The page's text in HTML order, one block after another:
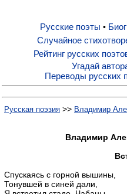
Русские поэты
Биографии
Стихи по темам
Случайное
Случайная цитата
Русские поэты •
Случайное
Рейтинг русских
Угадай
Переводы русских
Русская поэзия >> Владимир
Владимир
Спускаясь с горной вышины,
Тонувшей в синей дали,